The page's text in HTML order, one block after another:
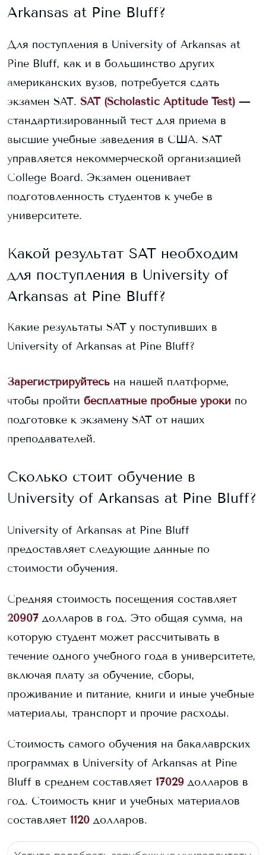
Arkansas at Pine Bluff?
Для поступления в University of Arkansas at
Pine Bluff, как и в большинство других
американских вузов, потребуется сдать
экзамен SAT. SAT (Scholastic Aptitude Test) —
стандартизированный тест для приема в
высшие учебные заведения в США. SAT
управляется некоммерческой организацией
College Board. Экзамен оценивает
подготовленность студентов к учебе в
университете.
Какой результат SAT необходим
для поступления в University of
Arkansas at Pine Bluff?
Какие результаты SAT у поступивших в
University of Arkansas at Pine Bluff?
Зарегистрируйтесь на нашей платформе,
чтобы пройти бесплатные пробные уроки по
подготовке к экзамену SAT от наших
преподавателей.
Сколько стоит обучение в
University of Arkansas at Pine Bluff?
University of Arkansas at Pine Bluff
предоставляет следующие данные по
стоимости обучения.
Средняя стоимость посещения составляет
20907 долларов в год. Это общая сумма, на
которую студент может рассчитывать в
течение одного учебного года в университете,
включая плату за обучение, сборы,
проживание и питание, книги и иные учебные
материалы, транспорт и прочие расходы.
Стоимость самого обучения на бакалаврских
программах в University of Arkansas at Pine
Bluff в среднем составляет 17029 долларов в
год. Стоимость книг и учебных материалов
составляет 1120 долларов.